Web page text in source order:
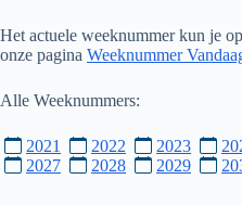
Het actuele weeknummer kun je
onze pagina Weeknummer
Alle Weeknummers:
2021 2022 2023
2027
2028 2029